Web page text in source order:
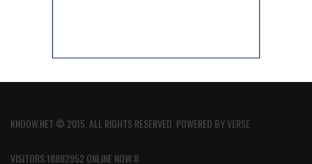
KNOOW.NET © 2015. ALL RIGHTS RESERVED. POWERED BYVERSE
VISITORS:18882952 ONLINE NOW:8